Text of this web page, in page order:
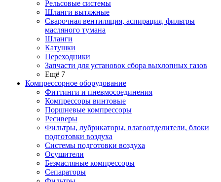
Рельсовые системы
Шланги вытяжные
Сварочная вентиляция, аспирация, фильтры
масляного тумана
Шланги
Катушки
Переходники
Запчасти для установок сбора выхлопных газов
Ещё 7
Компрессорное оборудование
Фиттинги и пневмосоединения
Компрессоры винтовые
Поршневые компрессоры
Ресиверы
Фильтры, лубрикаторы, влагоотделители, блоки
подготовки воздуха
Системы подготовки воздуха
Осушители
Безмасляные компрессоры
Сепараторы